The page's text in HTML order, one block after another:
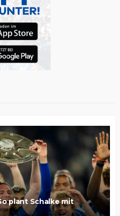
plant Schalke mit